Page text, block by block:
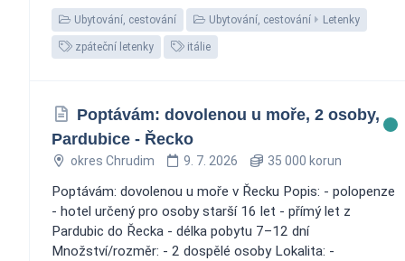
Ubytování, cestování Ubytování, cestování Letenky
zpáteční letenky itálie
Poptávám: dovolenou u moře, 2 osoby,
Pardubice - Řecko
okres Chrudim 9. 7. 2026 35 000 korun
Poptávám: dovolenou u moře v Řecku Popis: - polopenze
- hotel určený pro osoby starší 16 let - přímý let z
Pardubic do Řecka - délka pobytu 7–12 dní
Množství/rozměr: - 2 dospělé osoby Lokalita: -